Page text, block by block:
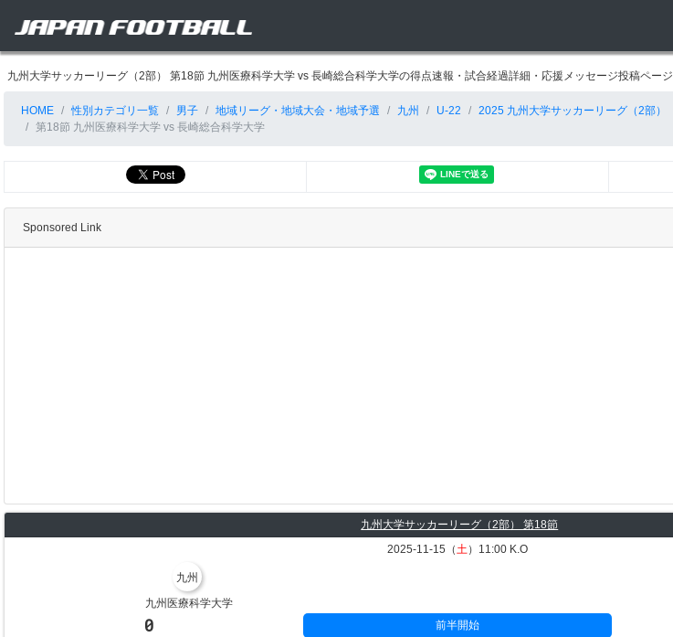
九州大学サッカーリーグ（2部） 第18節 九州医療科学大学 vs 長崎総合科学大学の得点速報・試合経過詳細・応援メッセージ投稿ページ
HOME 性別カテゴリ一覧 男子 地域リーグ・地域大会・地域予選 九州 U-22
2025 九州大学サッカーリーグ（2部）
第18節 九州医療科学大学 vs 長崎総合科学大学
Sponsored Link
九州大学サッカーリーグ（2部） 第18節
2025-11-15（土）11:00 K.O
九州
九州医療科学大学
0 前半開始